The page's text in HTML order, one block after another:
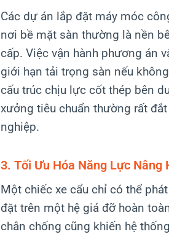
Các dự án lắp đặt máy móc
nơi bề mặt sàn thường là nền
cấp. Việc vận hành phương án
giới hạn tải trọng sàn nếu
cấu trúc chịu lực cốt thép bên
xưởng tiêu chuẩn thường rất
nghiệp.
3. Tối Ưu Hóa Năng Lực Nâng
Một chiếc xe cẩu chỉ có thể
đặt trên một hệ giá đỡ hoàn
chân chống cũng khiến hệ